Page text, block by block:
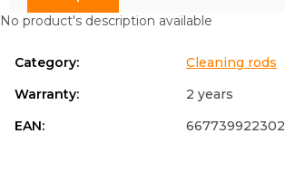
No product's description available
Category:
Cleaning rods
Warranty:
2 years
EAN: 667739922302